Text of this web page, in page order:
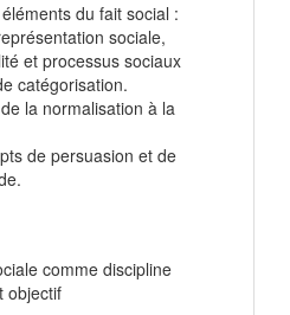
du fait social :
sociale,
et processus sociaux
catégorisation.
la normalisation à la
de persuasion et de
comme discipline
objectif